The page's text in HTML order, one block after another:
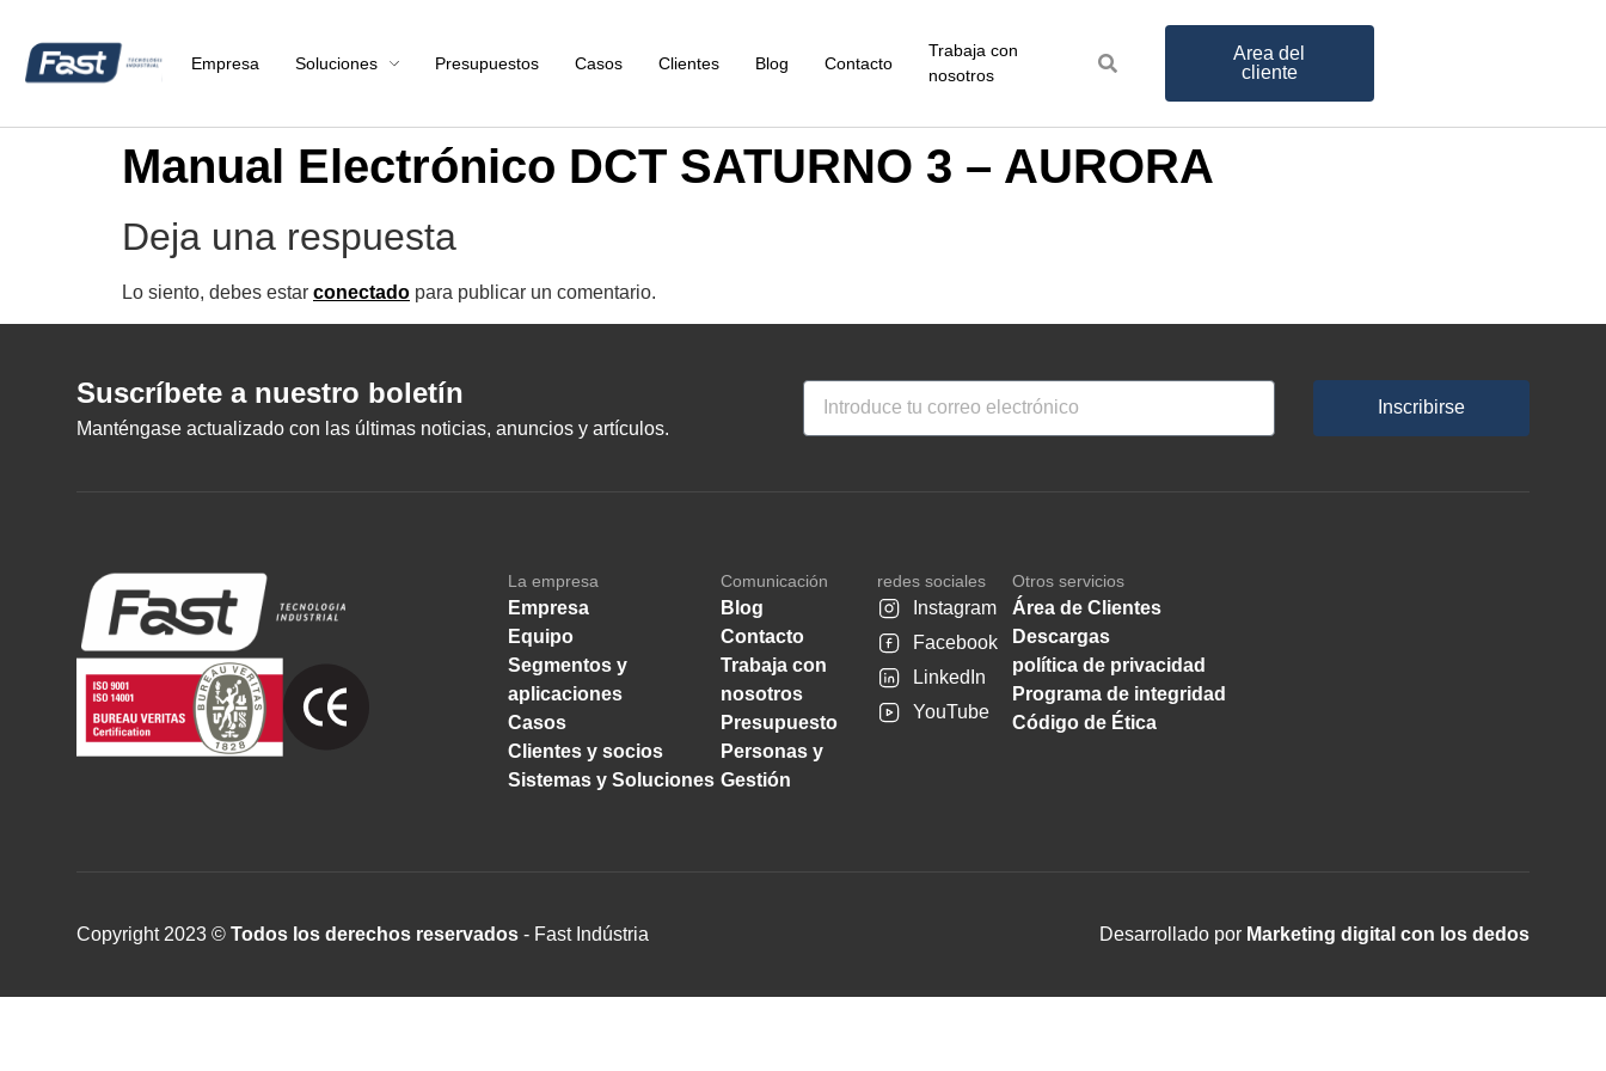
Empresa Soluciones Presupuestos Casos Clientes Blog Contacto
Trabaja con
nosotros
Area del
cliente
Manual Electrónico DCT SATURNO 3 – AURORA
Deja una respuesta
Lo siento, debes estar conectado para publicar un comentario.
Suscríbete a nuestro boletín
Manténgase actualizado con las últimas noticias, anuncios y artículos.
Inscribirse
La empresa
Empresa
Equipo
Segmentos y
aplicaciones
Casos
Clientes y socios
Sistemas y Soluciones
Comunicación
Blog
Contacto
Trabaja con
nosotros
Presupuesto
Personas y
Gestión
redes sociales
Instagram
Facebook
LinkedIn
YouTube
Otros servicios
Área de Clientes
Descargas
política de privacidad
Programa de integridad
Código de Ética
Copyright 2023 © Todos los derechos reservados - Fast Indústria Desarrollado por Marketing digital con los dedos